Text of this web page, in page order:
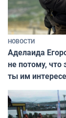
НОВОСТИ
Аделаида
не потому, что
ты им